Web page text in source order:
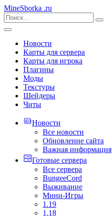
MineSborka .ru
Новости
Карты для сервера
Карты для игрока
Плагины
Моды
Текстуры
Шейдеры
Читы
Новости
Все новости
Обновление сайта
Важная информация
Готовые сервера
Все сервера
BungeeCord
Выживание
Мини-Игры
1.19
1.18